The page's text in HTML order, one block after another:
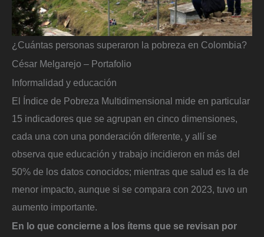
¿Cuántas personas superaron la pobreza en Colombia?
César Melgarejo – Portafolio
Informalidad y educación
El Índice de Pobreza Multidimensional mide en particular
15 indicadores que se agrupan en cinco dimensiones,
cada una con una ponderación diferente, y allí se
observa que educación y trabajo incidieron en más del
50% de los datos conocidos; mientras que salud es la de
menor impacto, aunque si se compara con 2023, tuvo un
aumento importante.
En lo que concierne a los ítems que se revisan por